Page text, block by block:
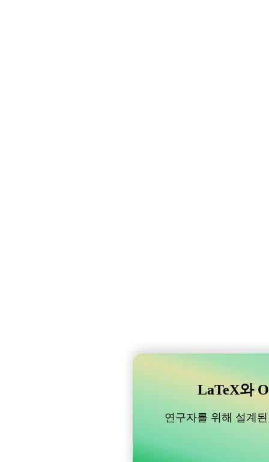
LaTeX와
연구자를 위해 설계